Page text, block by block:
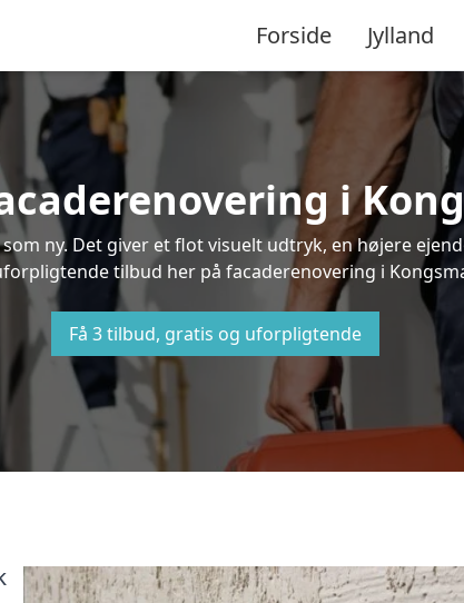
Forside Jylland
i
ny. Det giver et flot visuelt udtryk, en højere
tilbud her på facaderenovering i
Få 3 tilbud, gratis og uforpligtende